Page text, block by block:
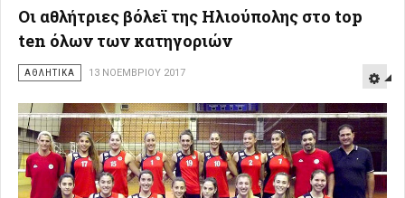
Οι αθλήτριες βόλεϊ της Ηλιούπολης στο top
ten όλων των κατηγοριών
ΑΘΛΗΤΙΚΑ 13 ΝΟΕΜΒΡΊΟΥ 2017